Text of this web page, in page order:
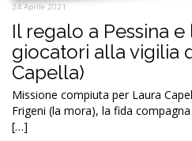
24 Aprile 2021
Il regalo a Pessina
giocatori alla vigilia
Capella)
Missione compiuta per Laura
Frigeni (la mora), la fida
[…]